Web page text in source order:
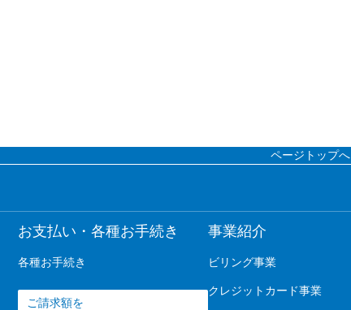
ページトップへ
お支払い・各種お手続き
各種お手続き
ご請求額を
事業紹介
ビリング事業
クレジットカード事業